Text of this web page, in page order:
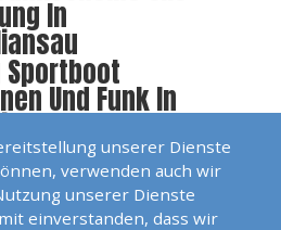
In
Sportboot
Und Funk In
Trogir
unserer Dienste
verwenden auch wir
unserer Dienste
einverstanden, dass wir